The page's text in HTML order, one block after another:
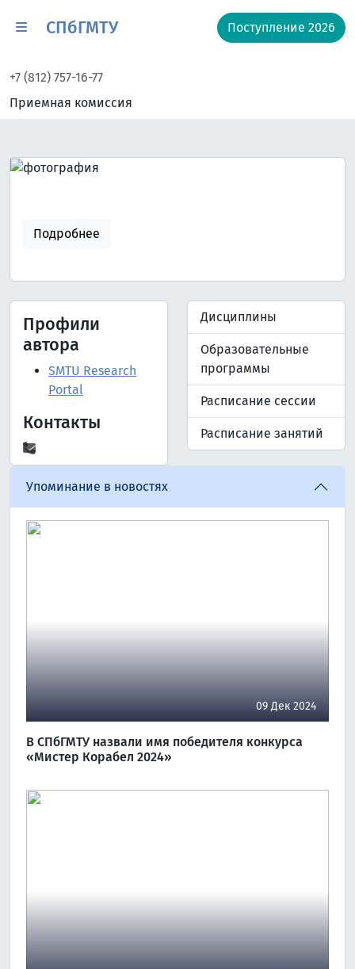
СПбГМТУ Поступление 2026
+7 (812) 757-16-77
Приемная комиссия
Подробнее
Профили
автора
SMTU Research
Portal
Контакты
Дисциплины
Образовательные
программы
Расписание сессии
Расписание занятий
Упоминание в новостях
09 Дек 2024
В СПбГМТУ назвали имя победителя конкурса
«Мистер Корабел 2024»